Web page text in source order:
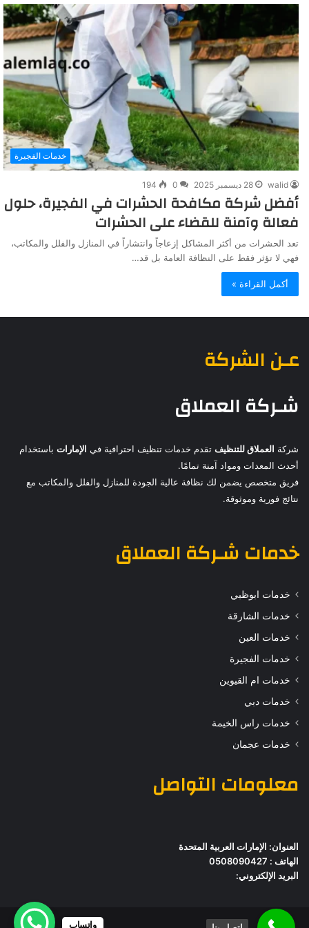
خدمات الفجيرة
walid 28 ديسمبر 2025 0
194
أفضل شركة مكافحة الحشرات في الفجيرة، حلول
فعالة وآمنة للقضاء على الحشرات
تعد الحشرات من أكثر المشاكل إزعاجاً وانتشاراً في المنازل والفلل والمكاتب،
فهي لا تؤثر فقط على النظافة العامة بل قد…
أكمل القراءة »
عـن الشركة
شـركة العملاق
شركة العملاق للتنظيف تقدم خدمات تنظيف احترافية في الإمارات باستخدام
أحدث المعدات ومواد آمنة تمامًا.
فريق متخصص يضمن لك نظافة عالية الجودة للمنازل والفلل والمكاتب مع
نتائج فورية وموثوقة.
خدمات شـركة العملاق
خدمات ابوظبي
خدمات الشارقة
خدمات العين
خدمات الفجيرة
خدمات ام القيوين
خدمات دبي
خدمات راس الخيمة
خدمات عجمان
معلومات التواصل
العنوان: الإمارات العربية المتحدة
الهاتف : 0508090427
البريد الإلكتروني:
واتساب